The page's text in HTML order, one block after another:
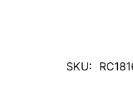
SKU: